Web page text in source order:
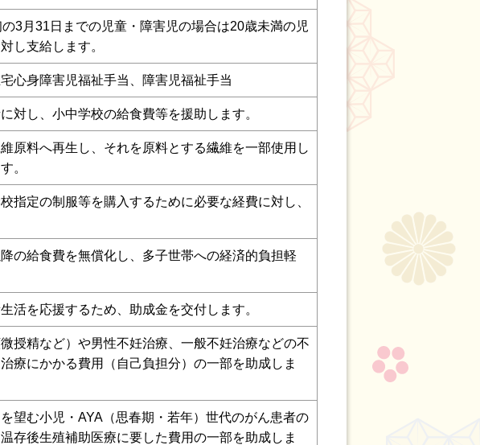
3月31日までの児童・障害児の場合は20歳未満の児
し支給します。
心身障害児福祉手当、障害児福祉手当
対し、小中学校の給食費等を援助します。
原料へ再生し、それを原料とする繊維を一部使用し
。
指定の制服等を購入するために必要な経費に対し、
の給食費を無償化し、多子世帯への経済的負担軽
活を応援するため、助成金を交付します。
授精など）や男性不妊治療、一般不妊治療などの不
療にかかる費用（自己負担分）の一部を助成しま
望む小児・AYA（思春期・若年）世代のがん患者の
存後生殖補助医療に要した費用の一部を助成しま